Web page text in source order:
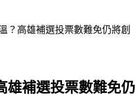
？高雄補選投票數難免仍將創
雄補選投票數難免仍